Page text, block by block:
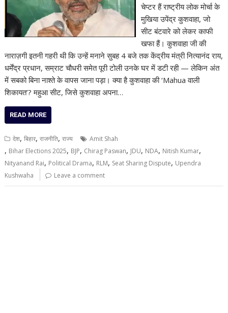
चेप्टर हैं राष्ट्रीय लोक मोर्चा के
मुखिया उपेंद्र कुशवाहा, जो
सीट बंटवारे को लेकर काफी
खफा हैं। कुशवाहा जी की
नाराज़गी इतनी गहरी थी कि उन्हें मनाने सुबह 4 बजे तक केंद्रीय मंत्री नित्यानंद राय,
धर्मेंद्र प्रधान, सम्राट चौधरी समेत पूरी टोली उनके घर में डटी रही — लेकिन अंत
में सबको बिना नाश्ते के वापस जाना पड़ा। क्या है कुशवाहा की ‘Mahua वाली
शिकायत’? महुआ सीट, जिसे कुशवाहा अपना…
READ MORE
देश,बिहार,राजनीति,राज्य Amit Shah
, Bihar Elections 2025, BJP, Chirag Paswan, JDU, NDA, Nitish Kumar,
Nityanand Rai, Political Drama, RLM, Seat Sharing Dispute, Upendra
Kushwaha
Leave a comment